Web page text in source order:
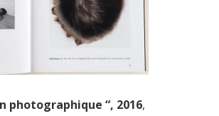
photographique “, 2016,